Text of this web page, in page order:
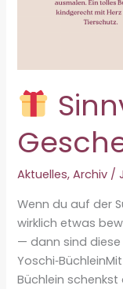
Aktuelles,Archiv /
Wenn du auf der
wirklich etwas
— dann sind diese
Büchlein